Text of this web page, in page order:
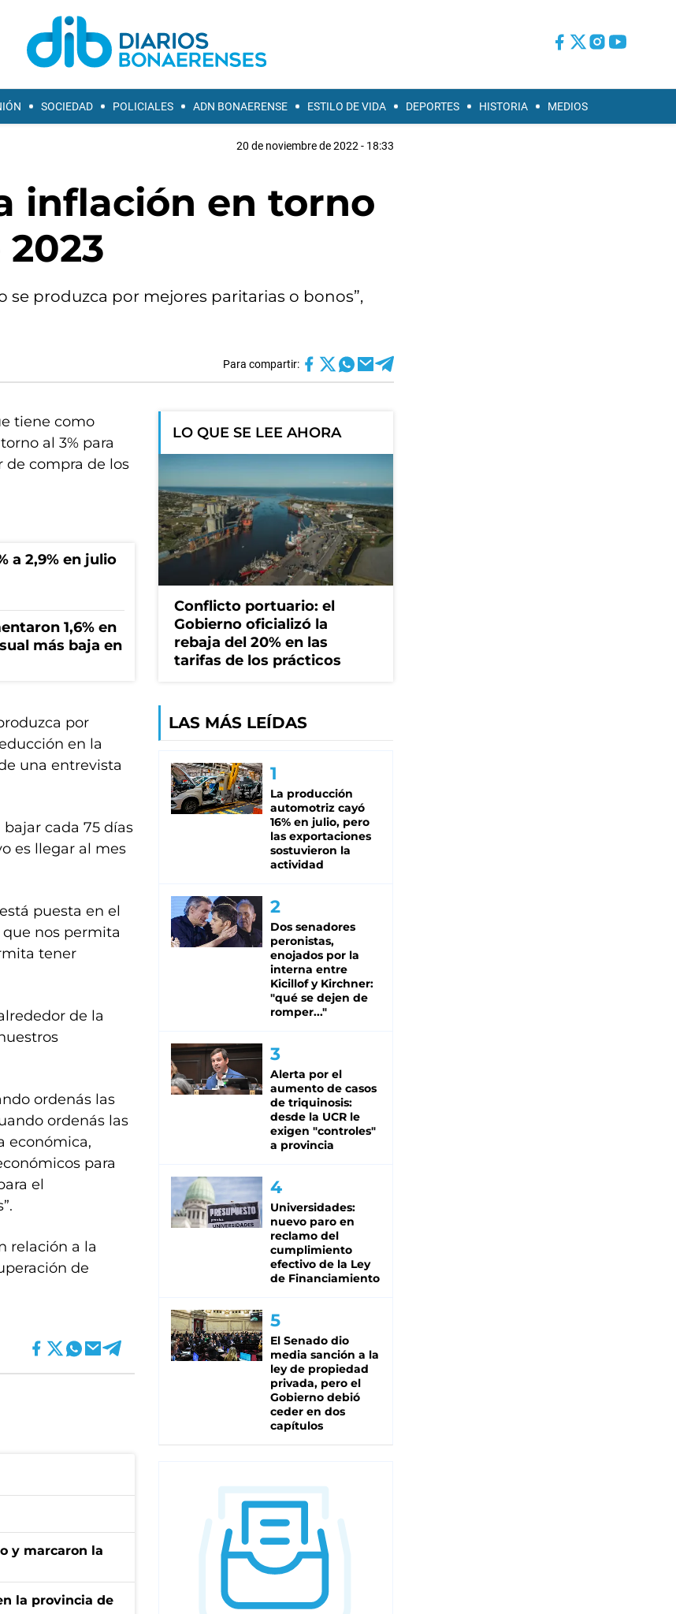
SOCIEDAD POLICIALES ADN BONAERENSE ESTILO DE VIDA DEPORTES HISTORIA MEDIOS
20 de noviembre de 2022 - 18:33
inflación en torno
se produzca por mejores paritarias o bonos”,
Para compartir:
tiene como
al 3% para
de compra de los
a 2,9% en julio
1,6% en
más baja en
por
en la
una entrevista
cada 75 días
es llegar al mes
puesta en el
nos permita
tener
de la
ordenás las
ordenás las
económica,
para
el
relación a la
de
y marcaron la
la provincia de
LO QUE SE LEE AHORA
Conflicto portuario: el
Gobierno oficializó la
rebaja del 20% en las
tarifas de los prácticos
LAS MÁS LEÍDAS
La producción
automotriz cayó
16% en julio, pero
las exportaciones
sostuvieron la
actividad
Dos senadores
peronistas,
enojados por la
interna entre
Kicillof y Kirchner:
"qué se dejen de
romper..."
Alerta por el
aumento de casos
de triquinosis:
desde la UCR le
exigen "controles"
a provincia
Universidades:
nuevo paro en
reclamo del
cumplimiento
efectivo de la Ley
de Financiamiento
El Senado dio
media sanción a la
ley de propiedad
privada, pero el
Gobierno debió
ceder en dos
capítulos